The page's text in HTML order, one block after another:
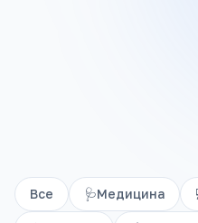
Все 🩺Медицина